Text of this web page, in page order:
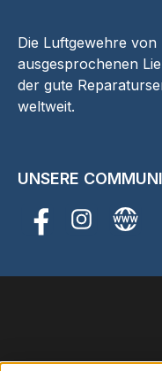
Die Luftgewehre
ausgesprochenen
der gute
weltweit.
UNSERE
FacebookInstagramWebsite